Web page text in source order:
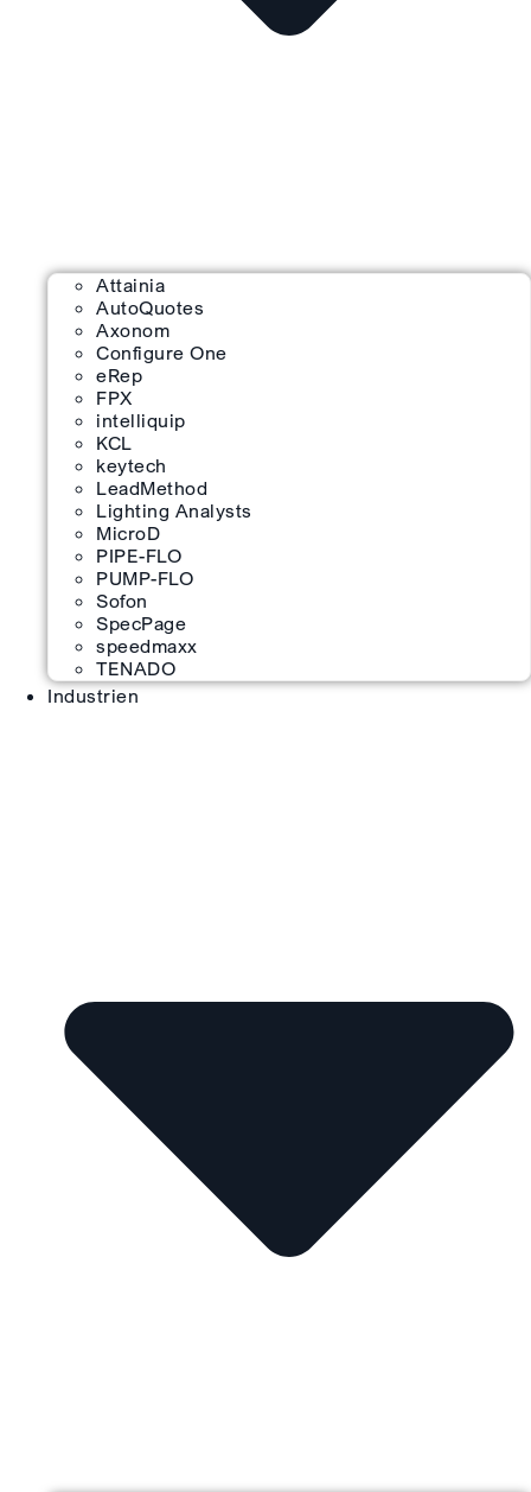
Attainia
AutoQuotes
Axonom
Configure One
eRep
FPX
intelliquip
KCL
keytech
LeadMethod
Lighting Analysts
MicroD
PIPE-FLO
PUMP-FLO
Sofon
SpecPage
speedmaxx
TENADO
Industrien